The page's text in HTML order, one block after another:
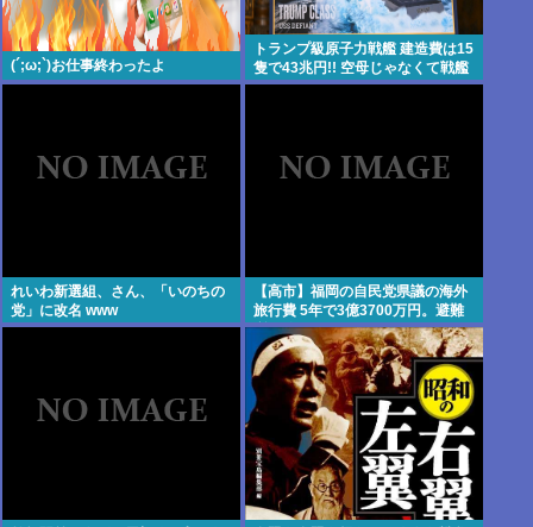
(´;ω;`)お仕事終わったよ
トランプ級原子力戦艦 建造費は15
隻で43兆円!! 空母じゃなくて戦艦
なんか?
れいわ新選組、さん、「いのちの
党」に改名 www
【高市】福岡の自民党県議の海外
旅行費 5年で3億3700万円。避難
所で使えるテント 1個2万円。